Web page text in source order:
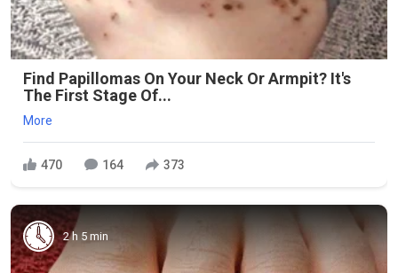
Find Papillomas On Your Neck Or Armpit? It's
The First Stage Of...
More
470 164 373
2 h 5 min